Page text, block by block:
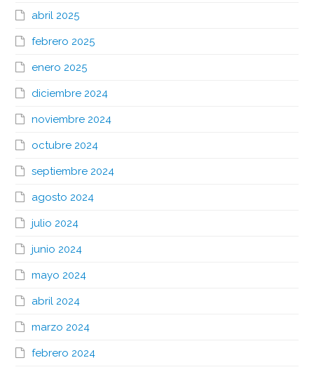
abril 2025
febrero 2025
enero 2025
diciembre 2024
noviembre 2024
octubre 2024
septiembre 2024
agosto 2024
julio 2024
junio 2024
mayo 2024
abril 2024
marzo 2024
febrero 2024